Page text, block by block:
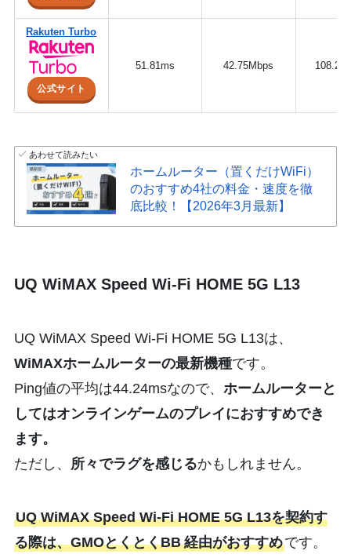
Rakuten Turbo
公式サイト
51.81ms 42.75Mbps
あわせて読みたい
ホームルーター（置くだけWiFi）
のおすすめ4社の料金・速度を徹
底比較！【2026年3月最新】
UQ WiMAX Speed Wi-Fi HOME 5G L13
UQ WiMAX Speed Wi-Fi HOME 5G L13は、
WiMAXホームルーターの最新機種です。
Ping値の平均は44.24msなので、 ホームルーターと
してはオンラインゲームのプレイにおすすめでき
ます。
ただし、 所々でラグを感じるかもしれません。
UQ WiMAX Speed Wi-Fi HOME 5G L13を契約す
る際は、GMOとくとくBB 経由がおすすめです。